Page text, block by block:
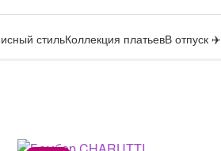
стильКоллекция платьевВ отпуск ✈️